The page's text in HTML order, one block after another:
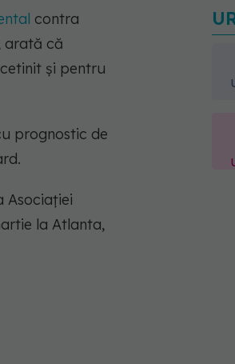
contra
arată că
și pentru
prognostic de
Asociației
la Atlanta,